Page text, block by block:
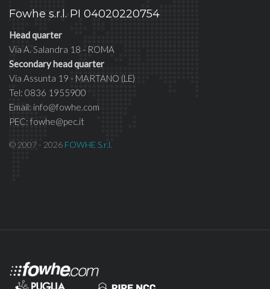
Fowhe s.r.l. PI 04020220754
Head quarter
Via A. Salandra 18 - ROMA
Secondary head quarter
Via Assunta 19 - MARTANO (LE)
Tel: 0836 1955900
Email: info@fowhe.com
PEC: fowhe@pec.it
© 2007 - 2026 FOWHE S.r.l.